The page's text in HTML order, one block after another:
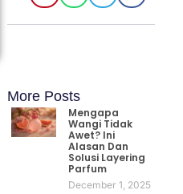
More Posts
Mengapa
Wangi Tidak
Awet? Ini
Alasan Dan
Solusi Layering
Parfum
December 1, 2025